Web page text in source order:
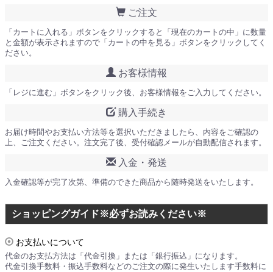
ご注文
「カートに入れる」ボタンをクリックすると「現在のカートの中」に数量
と金額が表示されますので「カートの中を見る」ボタンをクリックしてく
ださい。
お客様情報
「レジに進む」ボタンをクリック後、お客様情報をご入力してください。
購入手続き
お届け時間やお支払い方法等を選択いただきましたら、内容をご確認の
上、ご注文ください。注文完了後、受付確認メールが自動配信されます。
入金・発送
入金確認等が完了次第、準備のできた商品から随時発送をいたします。
ショッピングガイド※必ずお読みください※
お支払いについて
代金のお支払方法は「代金引換」または「銀行振込」になります。
代金引換手数料・振込手数料などのご注文の際に発生いたします手数料に